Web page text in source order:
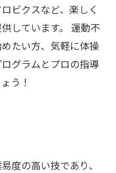
ビクスなど、楽しく
しています。 運動不
たい方、気軽に体操
グラムとプロの指導
う！
度の高い技であり、